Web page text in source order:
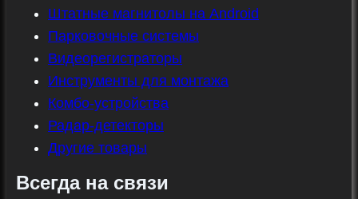
Штатные магнитолы на Android
Парковочные системы
Видеорегистраторы
Инструменты для монтажа
Комбо-устройства
Радар-детекторы
Другие товары
Всегда на связи